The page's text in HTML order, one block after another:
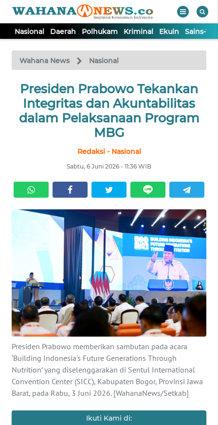
Nasional Daerah Polhukam Kriminal Ekuin Sains-
Wahana News Nasional
Presiden Prabowo Tekankan
Integritas dan Akuntabilitas
dalam Pelaksanaan Program
MBG
Redaksi - Nasional
Sabtu, 6 Juni 2026 - 11:36 WIB
Presiden Prabowo memberikan sambutan pada acara
‘Building Indonesia's Future Generations Through
Nutrition’ yang diselenggarakan di Sentul International
Convention Center (SICC), Kabupaten Bogor, Provinsi Jawa
Barat, pada Rabu, 3 Juni 2026. [WahanaNews/Setkab]
Ikuti Kami di:
TV
Tutup
NASIONAL
DAERAH
EKUIN
SAINS-TEKNO
KESEHATAN
INTERNASIONAL
SERBA-SERBI
PENDIDIKAN
OLAHRAGA
OPINI
EDITORIAL